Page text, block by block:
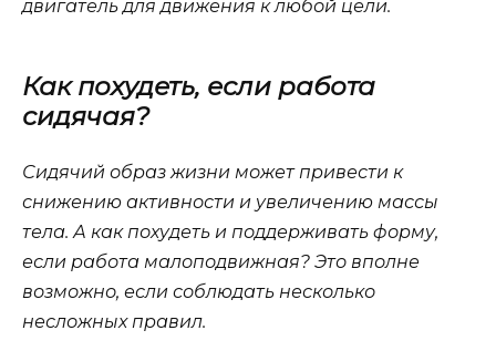
двигатель для движения к любой цели.
Как похудеть, если работа
сидячая?
Сидячий образ жизни может привести к
снижению активности и увеличению массы
тела. А как похудеть и поддерживать форму,
если работа малоподвижная? Это вполне
возможно, если соблюдать несколько
несложных правил.